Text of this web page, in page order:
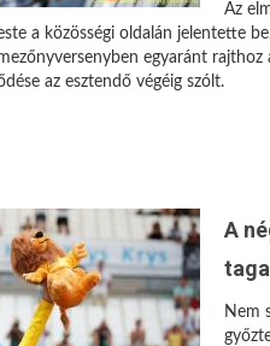
Az
a közösségi oldalán jelentette
egyaránt
az esztendő végéig szólt.
A
Nem